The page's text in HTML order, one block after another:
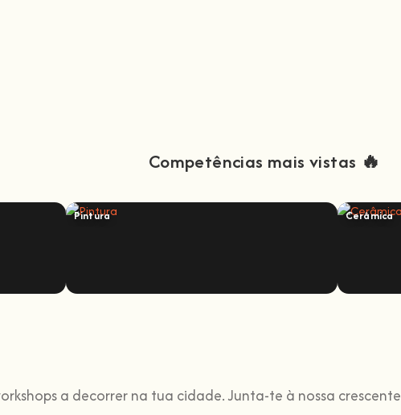
Competências mais vistas 🔥
Pintura Cerâmica
a decorrer na tua cidade. Junta-te à nossa